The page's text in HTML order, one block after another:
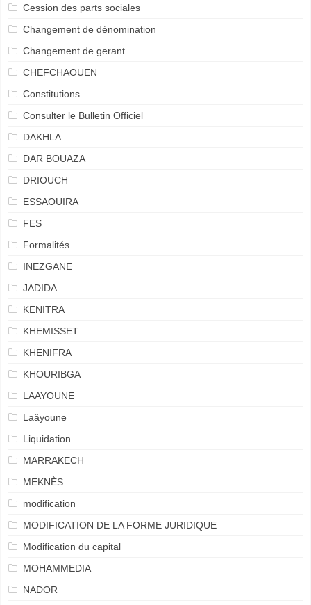
Cession des parts sociales
Changement de dénomination
Changement de gerant
CHEFCHAOUEN
Constitutions
Consulter le Bulletin Officiel
DAKHLA
DAR BOUAZA
DRIOUCH
ESSAOUIRA
FES
Formalités
INEZGANE
JADIDA
KENITRA
KHEMISSET
KHENIFRA
KHOURIBGA
LAAYOUNE
Laâyoune
Liquidation
MARRAKECH
MEKNÈS
modification
MODIFICATION DE LA FORME JURIDIQUE
Modification du capital
MOHAMMEDIA
NADOR